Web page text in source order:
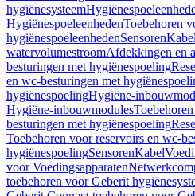
hygiënesysteem
HygiënespoeleenhedenToebehoren
hygiënespoeleenhedenSensoren
watervolumestroomAfdekkingen en
besturingen met hygiënespoeling
en wc-besturingen met
hygiënespoelingHygiëne-
Hygiëne-inbouwmodules
besturingen met hygiënespoeling
Toebehoren voor reservoirs en wc-
hygiënespoelingSensorenKabel
voor Voedingsapparaten
toebehoren voor Geberit